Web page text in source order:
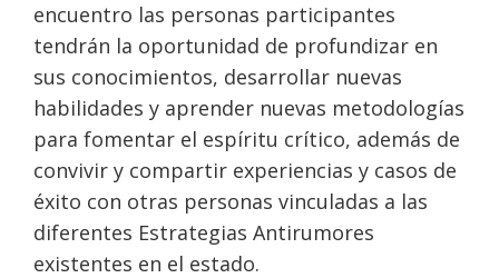
encuentro las personas participantes
tendrán la oportunidad de profundizar en
sus conocimientos, desarrollar nuevas
habilidades y aprender nuevas metodologías
para fomentar el espíritu crítico, además de
convivir y compartir experiencias y casos de
éxito con otras personas vinculadas a las
diferentes Estrategias Antirumores
existentes en el estado.